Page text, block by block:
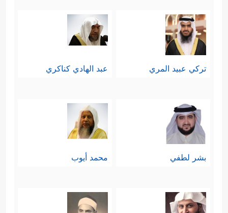
تركي عبيد المري عبد الهادي كناكري
بشر لطفي محمد أيوب